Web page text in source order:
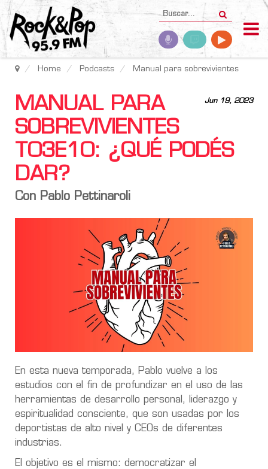
Home Podcasts Manual para sobrevivientes
Jun 19, 2023
MANUAL PARA
SOBREVIVIENTES
T03E10: ¿QUÉ PODÉS
DAR?
Con Pablo Pettinaroli
En esta nueva temporada, Pablo vuelve a los
estudios con el fin de profundizar en el uso de las
herramientas de desarrollo personal, liderazgo y
espiritualidad consciente, que son usadas por los
deportistas de alto nivel y CEOs de diferentes
industrias.
El objetivo es el mismo: democratizar el